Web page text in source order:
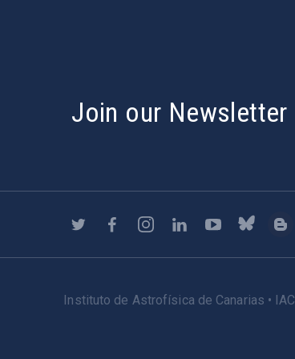
Join our Newsletter
Instituto de Astrofísica de Canarias • IAC